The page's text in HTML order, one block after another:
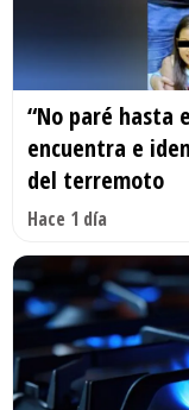
“No paré hasta
encuentra e
del terremoto
Hace 1 día